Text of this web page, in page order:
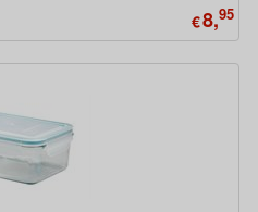
€8,95